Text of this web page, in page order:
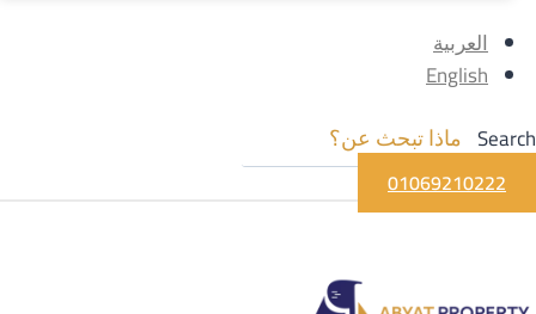
العربية
English
Search
01069210222